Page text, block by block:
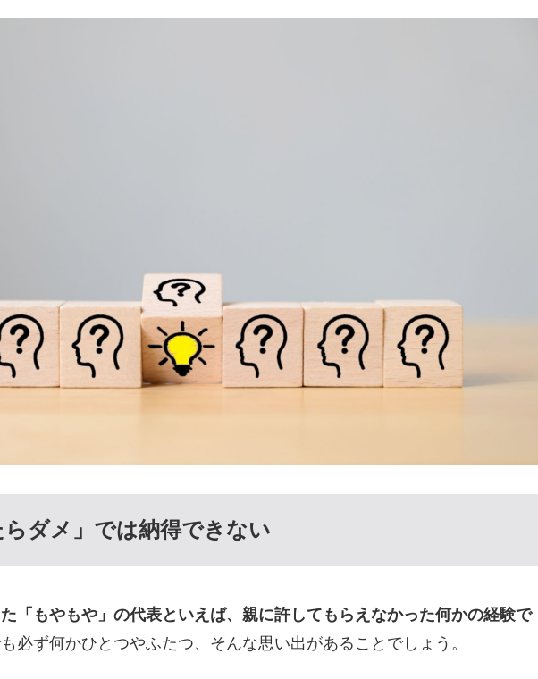
らダメ」では納得できない
「もやもや」の代表といえば、親に許してもらえなかった何かの経験で
必ず何かひとつやふたつ、そんな思い出があることでしょう。